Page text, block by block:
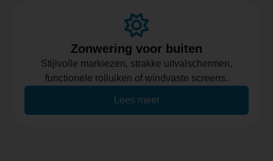
Zonwering voor buiten
Stijlvolle markiezen, strakke uitvalschermen,
functionele rolluiken of windvaste screens.
Lees meer